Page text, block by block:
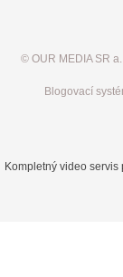
© OUR MEDIA SR
Blogovací
Kompletný video servis